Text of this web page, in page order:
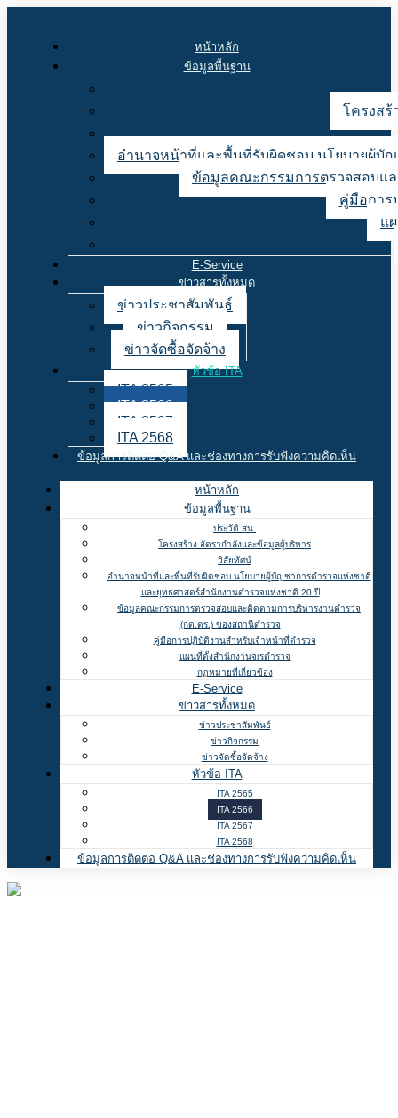
หน้าหลัก
ข้อมูลพื้นฐาน
โครงสร้
อำนาจหน้าที่และพื้นที่รับผิดชอบ นโยบายผู้บั
ข้อมูลคณะกรรมการตรวจสอบแล
คู่มือการ
แ
E-Service
ข่าวสารทั้งหมด
ข่าวประชาสัมพันธ์
ข่าวกิจกรรม
ข่าวจัดซื้อจัดจ้าง
หัวข้อ ITA
ITA 2565
ITA 2566
ITA 2567
ITA 2568
ข้อมูลการติดต่อ Q&A และช่องทางการรับฟังความคิดเห็น
หน้าหลัก
ข้อมูลพื้นฐาน
ประวัติ สน.
โครงสร้าง อัตรากำลังและข้อมูลผู้บริหาร
วิสัยทัศน์
อำนาจหน้าที่และพื้นที่รับผิดชอบ นโยบายผู้บัญชาการตำรวจแห่งชาติ
และยุทธศาสตร์สำนักงานตำรวจแห่งชาติ 20 ปี
ข้อมูลคณะกรรมการตรวจสอบและติดตามการบริหารงานตำรวจ
(กต.ตร.) ของสถานีตำรวจ
คู่มือการปฏิบัติงานสำหรับเจ้าหน้าที่ตำรวจ
แผนที่ตั้งสำนักงานจเรตำรวจ
กฏหมายที่เกี่ยวข้อง
E-Service
ข่าวสารทั้งหมด
ข่าวประชาสัมพันธ์
ข่าวกิจกรรม
ข่าวจัดซื้อจัดจ้าง
หัวข้อ ITA
ITA 2565
ITA 2566
ITA 2567
ITA 2568
ข้อมูลการติดต่อ Q&A และช่องทางการรับฟังความคิดเห็น